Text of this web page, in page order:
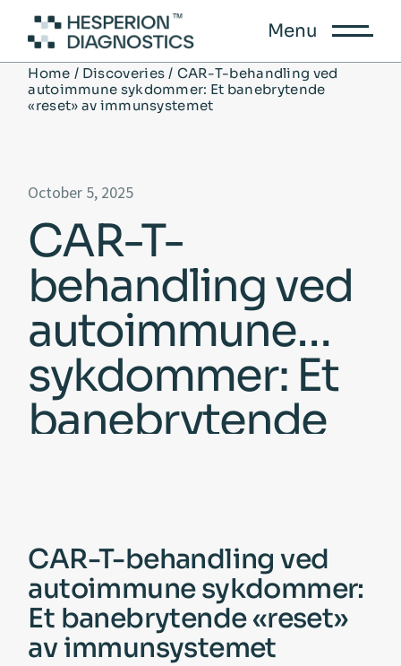
Menu
Home Discoveries
CAR-T-behandling ved
autoimmune sykdommer: Et banebrytende
«reset» av immunsystemet
October 5, 2025
CAR-T-
behandling ved
autoimmune
sykdommer: Et
banebrytende
CAR-T-behandling ved
autoimmune sykdommer:
Et banebrytende «reset»
av immunsystemet